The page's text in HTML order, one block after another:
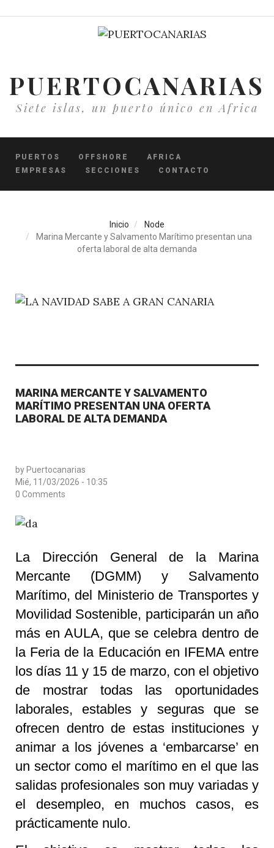
PUERTOCANARIAS
Siete islas, un puerto único en Africa
PUERTOS OFFSHORE
AFRICA
EMPRESAS
SECCIONES CONTACTO
Inicio
Node
Marina Mercante y Salvamento Marítimo presentan una
oferta laboral de alta demanda
MARINA MERCANTE Y SALVAMENTO
MARÍTIMO PRESENTAN UNA OFERTA
LABORAL DE ALTA DEMANDA
by Puertocanarias
Mié, 11/03/2026 - 10:35
0 Comments
La Dirección General de la Marina
Mercante (DGMM) y Salvamento
Marítimo, del Ministerio de Transportes y
Movilidad Sostenible, participarán un año
más en AULA, que se celebra dentro de
la Feria de la Educación en IFEMA entre
los días 11 y 15 de marzo, con el objetivo
de mostrar todas las oportunidades
laborales, estables y seguras que se
ofrecen dentro de estas instituciones y
animar a los jóvenes a ‘embarcarse’ en
un sector como el marítimo en el que las
salidas profesionales son muy variadas y
el desempleo, en muchos casos, es
prácticamente nulo.